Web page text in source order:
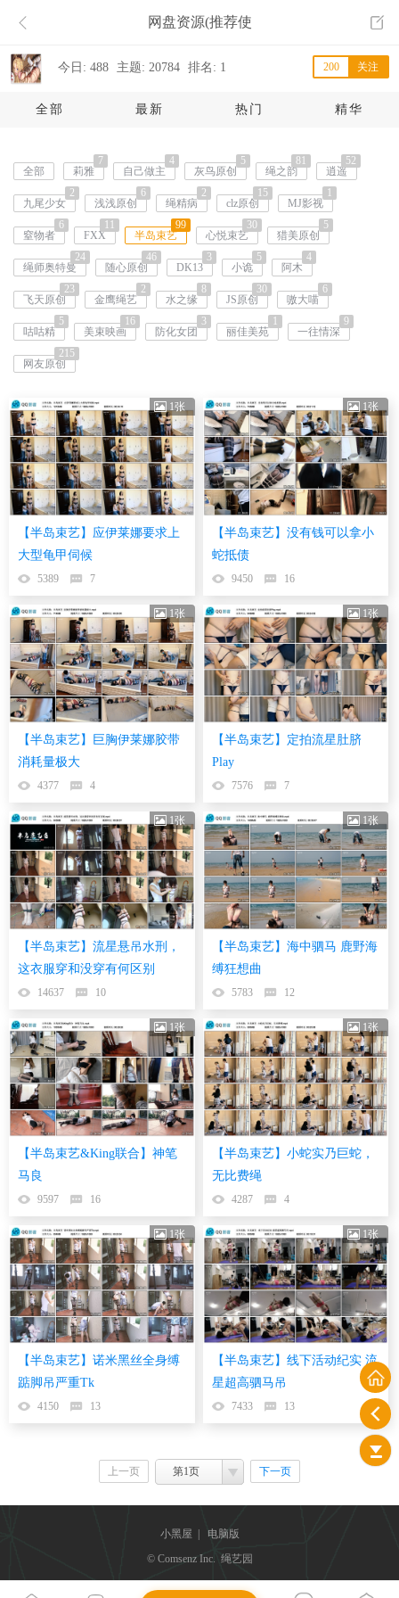
网盘资源(推荐使
用)
今日: 488 主题: 20784 排名: 1 200 关注
全部 最新 热门 精华
全部 莉雅
7
自己做主
4
灰鸟原创
5
绳之韵
81
逍遥
52
九尾少女
2
浅浅原创
6
绳精病
2
clz原创
15
MJ影视
1
窒物者
6
FXX
11
半岛束艺
99
心悦束艺
30
猎美原创
5
绳师奥特曼
24
随心原创
46
DK13
3
小诡
5
阿木
4
飞天原创
23
金鹰绳艺
2
水之缘
8
JS原创
30
嗷大喵
6
咕咕精
5
美束映画
16
防化女团
3
丽佳美苑
1
一往情深
9
网友原创
215
1张
【半岛束艺】应伊莱娜要求上
大型龟甲伺候
5389 7
1张
【半岛束艺】巨胸伊莱娜胶带
消耗量极大
4377 4
1张
【半岛束艺】流星悬吊水刑，
这衣服穿和没穿有何区别
14637 10
1张
【半岛束艺&King联合】神笔
马良
9597 16
1张
【半岛束艺】诺米黑丝全身缚
踮脚吊严重Tk
4150 13
1张
【半岛束艺】没有钱可以拿小
蛇抵债
9450 16
1张
【半岛束艺】定拍流星肚脐
Play
7576 7
1张
【半岛束艺】海中驷马 鹿野海
缚狂想曲
5783 12
1张
【半岛束艺】小蛇实乃巨蛇，
无比费绳
4287 4
1张
【半岛束艺】线下活动纪实 流
星超高驷马吊
7433 13
上一页 第1页 下一页
小黑屋
电脑版
© Comsenz Inc. 绳艺园